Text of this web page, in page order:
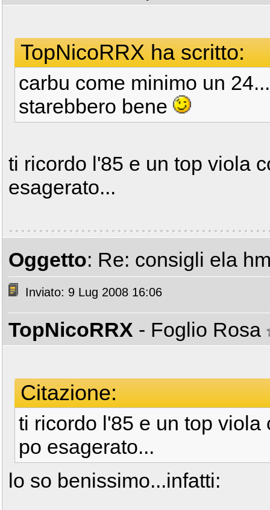
TopNicoRRX ha scritto:
carbu come minimo un
starebbero bene
ti ricordo l'85 e un top viola
esagerato...
Oggetto: Re: consigli ela
Inviato: 9 Lug 2008 16:06
TopNicoRRX - Foglio Rosa
Citazione:
ti ricordo l'85 e un top
po esagerato...
lo so benissimo...infatti: